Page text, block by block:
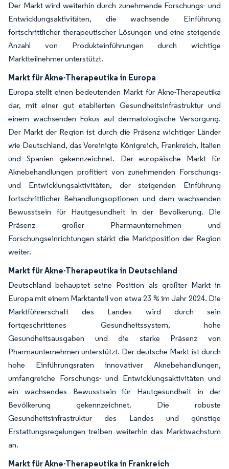
Der Markt wird weiterhin durch zunehmende Forschungs- und
Entwicklungsaktivitäten, die wachsende Einführung
fortschrittlicher therapeutischer Lösungen und eine steigende
Anzahl von Produkteinführungen durch wichtige
Marktteilnehmer unterstützt.
Markt für Akne-Therapeutika in Europa
Europa stellt einen bedeutenden Markt für Akne-Therapeutika
dar, mit einer gut etablierten Gesundheitsinfrastruktur und
einem wachsenden Fokus auf dermatologische Versorgung.
Der Markt der Region ist durch die Präsenz wichtiger Länder
wie Deutschland, das Vereinigte Königreich, Frankreich, Italien
und Spanien gekennzeichnet. Der europäische Markt für
Aknebehandlungen profitiert von zunehmenden Forschungs-
und Entwicklungsaktivitäten, der steigenden Einführung
fortschrittlicher Behandlungsoptionen und dem wachsenden
Bewusstsein für Hautgesundheit in der Bevölkerung. Die
Präsenz großer Pharmaunternehmen und
Forschungseinrichtungen stärkt die Marktposition der Region
weiter.
Markt für Akne-Therapeutika in Deutschland
Deutschland behauptet seine Position als größter Markt in
Europa mit einem Marktanteil von etwa 23 % im Jahr 2024. Die
Marktführerschaft des Landes wird durch sein
fortgeschrittenes Gesundheitssystem, hohe
Gesundheitsausgaben und die starke Präsenz von
Pharmaunternehmen unterstützt. Der deutsche Markt ist durch
hohe Einführungsraten innovativer Aknebehandlungen,
umfangreiche Forschungs- und Entwicklungsaktivitäten und
ein wachsendes Bewusstsein für Hautgesundheit in der
Bevölkerung gekennzeichnet. Die robuste
Gesundheitsinfrastruktur des Landes und günstige
Erstattungsregelungen treiben weiterhin das Marktwachstum
an.
Markt für Akne-Therapeutika in Frankreich